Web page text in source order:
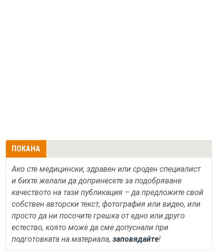
ПОКАНА
Ако сте медицински, здравен или сроден специалист
и бихте желали да допринесете за подобряване
качеството на тази публикация – да предложите свой
собствен авторски текст, фотография или видео, или
просто да ни посочите грешка от едно или друго
естество, която може да сме допуснали при
подготовката на материала, заповядайте!